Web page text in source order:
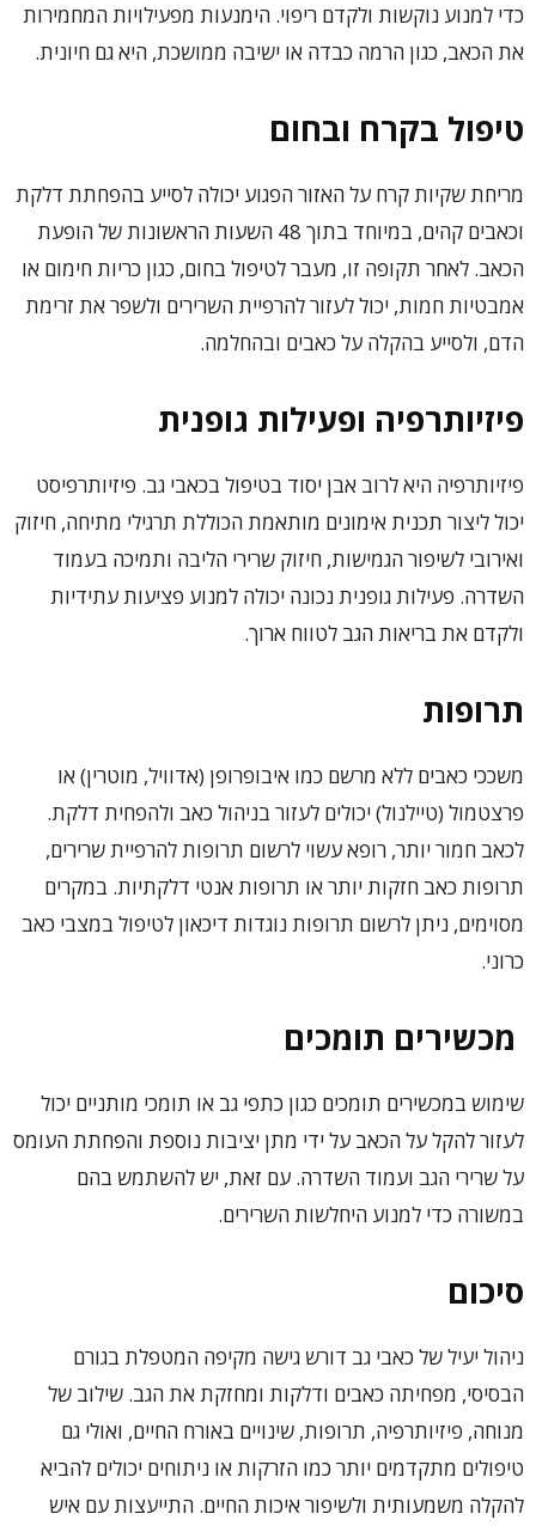
כדי למנוע נוקשות ולקדם ריפוי. הימנעות מפעילויות המחמירות
את הכאב, כגון הרמה כבדה או ישיבה ממושכת, היא גם חיונית.
טיפול בקרח ובחום
מריחת שקיות קרח על האזור הפגוע יכולה לסייע בהפחתת דלקת
וכאבים קהים, במיוחד בתוך 48 השעות הראשונות של הופעת
הכאב. לאחר תקופה זו, מעבר לטיפול בחום, כגון כריות חימום או
אמבטיות חמות, יכול לעזור להרפיית השרירים ולשפר את זרימת
הדם, ולסייע בהקלה על כאבים ובהחלמה.
פיזיותרפיה ופעילות גופנית
פיזיותרפיה היא לרוב אבן יסוד בטיפול בכאבי גב. פיזיותרפיסט
יכול ליצור תכנית אימונים מותאמת הכוללת תרגילי מתיחה, חיזוק
ואירובי לשיפור הגמישות, חיזוק שרירי הליבה ותמיכה בעמוד
השדרה. פעילות גופנית נכונה יכולה למנוע פציעות עתידיות
ולקדם את בריאות הגב לטווח ארוך.
תרופות
משככי כאבים ללא מרשם כמו איבופרופן (אדוויל, מוטרין) או
פרצטמול (טיילנול) יכולים לעזור בניהול כאב ולהפחית דלקת.
לכאב חמור יותר, רופא עשוי לרשום תרופות להרפיית שרירים,
תרופות כאב חזקות יותר או תרופות אנטי דלקתיות. במקרים
מסוימים, ניתן לרשום תרופות נוגדות דיכאון לטיפול במצבי כאב
כרוני.
מכשירים תומכים
שימוש במכשירים תומכים כגון כתפי גב או תומכי מותניים יכול
לעזור להקל על הכאב על ידי מתן יציבות נוספת והפחתת העומס
על שרירי הגב ועמוד השדרה. עם זאת, יש להשתמש בהם
במשורה כדי למנוע היחלשות השרירים.
סיכום
ניהול יעיל של כאבי גב דורש גישה מקיפה המטפלת בגורם
הבסיסי, מפחיתה כאבים ודלקות ומחזקת את הגב. שילוב של
מנוחה, פיזיותרפיה, תרופות, שינויים באורח החיים, ואולי גם
טיפולים מתקדמים יותר כמו הזרקות או ניתוחים יכולים להביא
להקלה משמעותית ולשיפור איכות החיים. התייעצות עם איש